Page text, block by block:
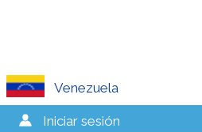
Venezuela
Iniciar sesión